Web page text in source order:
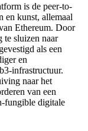
is de peer-to-
en kunst, allemaal
Ethereum. Door
te sluizen naar
als een
en
infrastructuur.
naar het
van een
fungible digitale